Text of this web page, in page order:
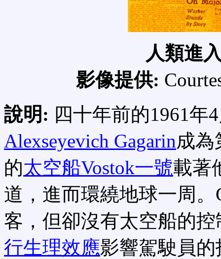
人類進
影像提供:
說明: 四十年前的1961
Alexseyevich Gagarin成為
的太空船Vostok一號載著
道，進而環繞地球一周
客，但卻沒有太空船的
行生理效應影響駕駛員